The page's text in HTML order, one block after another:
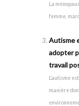
La
femme,
Autisme
adopter
travail
L’autisme
manière